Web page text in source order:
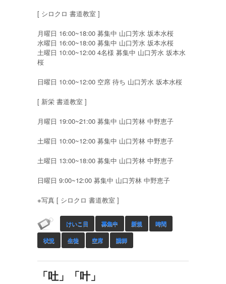
[ シロクロ 書道教室 ]
月曜日 16:00~18:00 募集中 山口芳水 坂本水桜
水曜日 16:00~18:00 募集中 山口芳水 坂本水桜
土曜日 10:00~12:00 4名様 募集中 山口芳水 坂本水
桜
日曜日 10:00~12:00 空席 待ち 山口芳水 坂本水桜
[ 新栄 書道教室 ]
月曜日 19:00~21:00 募集中 山口芳林 中野恵子
土曜日 10:00~12:00 募集中 山口芳林 中野恵子
土曜日 13:00~18:00 募集中 山口芳林 中野恵子
日曜日 9:00~12:00 募集中 山口芳林 中野恵子
※写真 [ シロクロ 書道教室 ]
けいこ日 募集中 新規 時間
状況 生徒 空席 講師
「吐」「叶」